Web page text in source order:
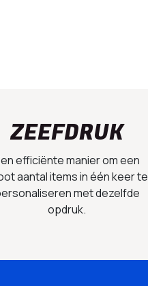
ZEEFDRUK
efficiënte manier om een
aantal items in één keer te
met dezelfde
opdruk.